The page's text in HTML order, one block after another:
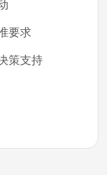
要求
策支持